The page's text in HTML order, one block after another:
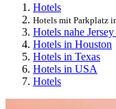
Hotels
Hotels mit Parkplatz
Hotels nahe
Hotels in Houston
Hotels in Texas
Hotels in USA
Hotels